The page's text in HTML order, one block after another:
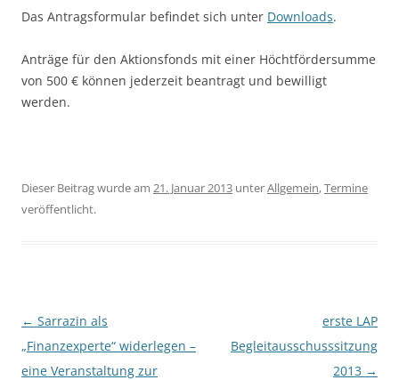
Das Antragsformular befindet sich unter Downloads.
Anträge für den Aktionsfonds mit einer Höchtfördersumme
von 500 € können jederzeit beantragt und bewilligt
werden.
Dieser Beitrag wurde am 21. Januar 2013 unterAllgemein,Termine
veröffentlicht.
Beitragsnavigation
← Sarrazin als
„Finanzexperte“ widerlegen –
eine Veranstaltung zur
erste LAP
Begleitausschusssitzung
2013 →